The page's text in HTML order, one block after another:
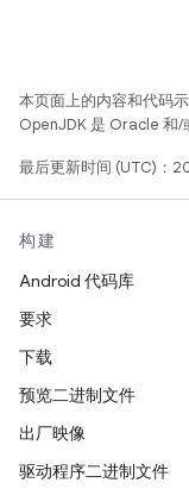
本页面上的内容和代码
OpenJDK 是 Oracle 和/
最后更新时间 (UTC)：
构建
Android 代码库
要求
下载
预览二进制文件
出厂映像
驱动程序二进制文件